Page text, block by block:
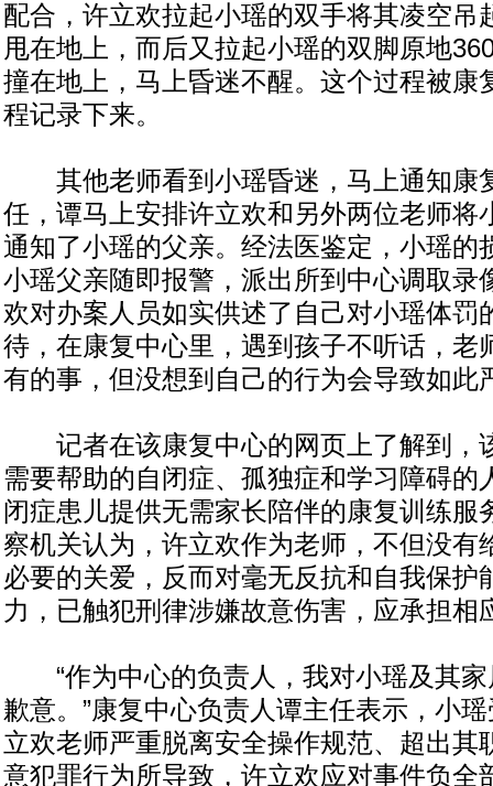
配合，许立欢拉起小瑶的双手将其凌空吊
甩在地上，而后又拉起小瑶的双脚原地
撞在地上，马上昏迷不醒。这个过程被康
程记录下来。
其他老师看到小瑶昏迷，马上通知康
任，谭马上安排许立欢和另外两位老师将
通知了小瑶的父亲。经法医鉴定，小瑶的
小瑶父亲随即报警，派出所到中心调取录
欢对办案人员如实供述了自己对小瑶体罚
待，在康复中心里，遇到孩子不听话，老
有的事，但没想到自己的行为会导致如此
记者在该康复中心的网页上了解到，
需要帮助的自闭症、孤独症和学习障碍的
闭症患儿提供无需家长陪伴的康复训练服
察机关认为，许立欢作为老师，不但没有
必要的关爱，反而对毫无反抗和自我保护
力，已触犯刑律涉嫌故意伤害，应承担相
“作为中心的负责人，我对小瑶及其家
歉意。”康复中心负责人谭主任表示，小
立欢老师严重脱离安全操作规范、超出其
意犯罪行为所导致，许立欢应对事件负全